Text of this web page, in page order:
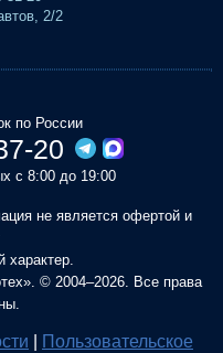
2/2
по России
20
с 8:00 до 19:00
не является офертой и
характер.
© 2004–2026. Все права
Пользовательское